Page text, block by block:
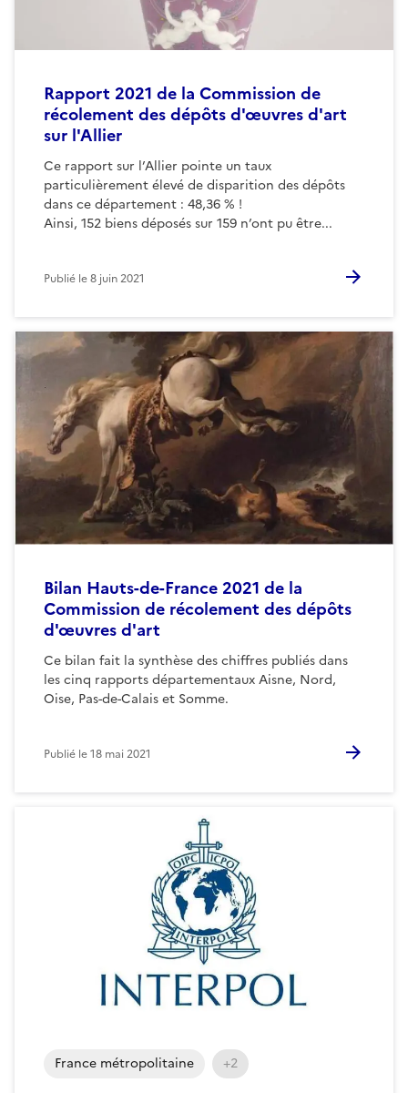
Rapport 2021 de la Commission de
récolement des dépôts d'œuvres d'art
sur l'Allier
Ce rapport sur l’Allier pointe un taux
particulièrement élevé de disparition des dépôts
dans ce département : 48,36 % !
Ainsi, 152 biens déposés sur 159 n’ont pu être...
Publié le8 juin 2021
Bilan Hauts-de-France 2021 de la
Commission de récolement des dépôts
d'œuvres d'art
Ce bilan fait la synthèse des chiffres publiés dans
les cinq rapports départementaux Aisne, Nord,
Oise, Pas-de-Calais et Somme.
Publié le18 mai 2021
France métropolitaine +2